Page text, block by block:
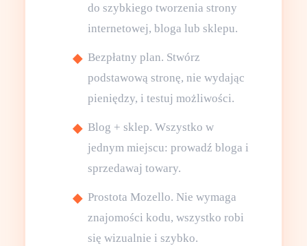
do szybkiego tworzenia strony
internetowej, bloga lub sklepu.
Bezpłatny plan. Stwórz
podstawową stronę, nie wydając
pieniędzy, i testuj możliwości.
Blog + sklep. Wszystko w
jednym miejscu: prowadź bloga i
sprzedawaj towary.
Prostota Mozello. Nie wymaga
znajomości kodu, wszystko robi
się wizualnie i szybko.